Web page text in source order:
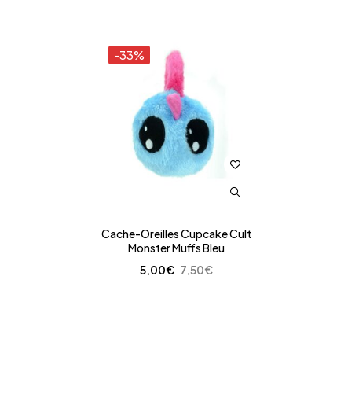
-33%
Cache-Oreilles Cupcake Cult
Monster Muffs Bleu
7,50€
5,00€